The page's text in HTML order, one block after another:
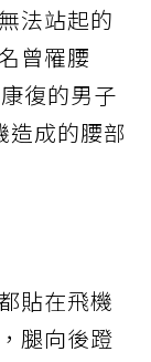
法站起的
曾罹腰
復的男子
造成的腰部
貼在飛機
腿向後蹬